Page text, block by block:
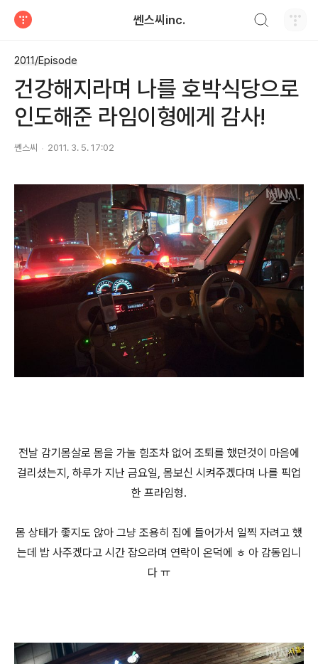
쎈스씨inc.
2011/Episode
건강해지라며 나를 호박식당으로
인도해준 라임이형에게 감사!
쎈스씨 2011. 3. 5. 17:02
전날 감기몸살로 몸을 가눌 힘조차 없어 조퇴를 했던것이 마음에
걸리셨는지, 하루가 지난 금요일, 몸보신 시켜주겠다며 나를 픽업
한 프라임형.
몸 상태가 좋지도 않아 그냥 조용히 집에 들어가서 일찍 자려고 했
는데 밥 사주겠다고 시간 잡으라며 연락이 온덕에 ㅎ 아 감동입니
다 ㅠ